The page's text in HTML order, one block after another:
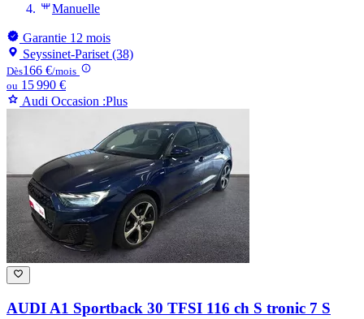
Manuelle
Garantie 12 mois
Seyssinet-Pariset (38)
Dès166 €/mois
ou 15 990 €
Audi Occasion :Plus
AUDI A1 Sportback 30 TFSI 116 ch S tronic 7 S